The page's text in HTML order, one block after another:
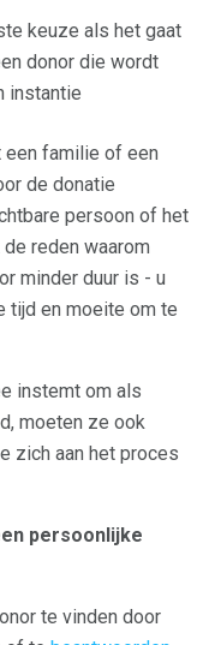
keuze als het gaat
donor die wordt
instantie
een familie of een
de donatie
persoon of het
reden waarom
minder duur is - u
tijd en moeite om te
instemt om als
moeten ze ook
zich aan het proces
persoonlijke
te vinden door